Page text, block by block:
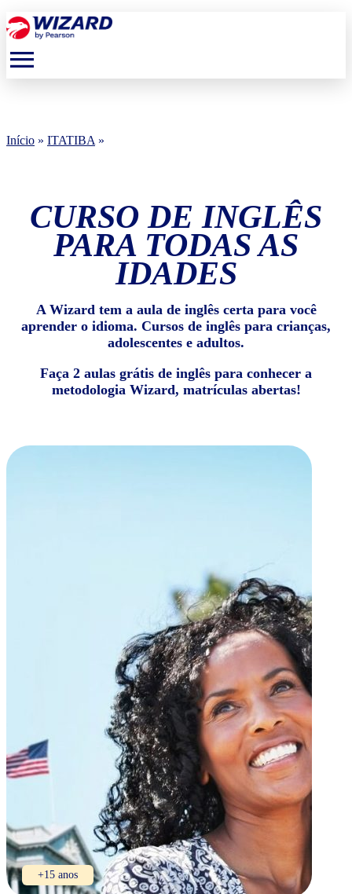
menu
Início » ITATIBA »
CURSO DE INGLÊS
PARA TODAS AS
IDADES
A Wizard tem a aula de inglês certa para você
aprender o idioma. Cursos de inglês para crianças,
adolescentes e adultos.
Faça 2 aulas grátis de inglês para conhecer a
metodologia Wizard, matrículas abertas!
+15 anos